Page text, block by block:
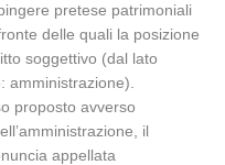
pretese patrimoniali
delle quali la posizione
soggettivo (dal lato
amministrazione).
proposto avverso
il
appellata